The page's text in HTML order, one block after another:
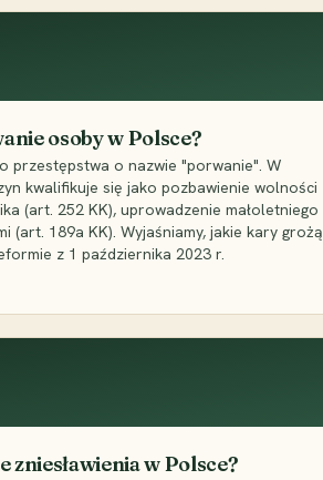
osoby w Polsce?
przestępstwa o nazwie "porwanie". W
kwalifikuje się jako pozbawienie wolności
(art. 252 KK), uprowadzenie małoletniego
(art. 189a KK). Wyjaśniamy, jakie kary grożą
z 1 października 2023 r.
zniesławienia w Polsce?